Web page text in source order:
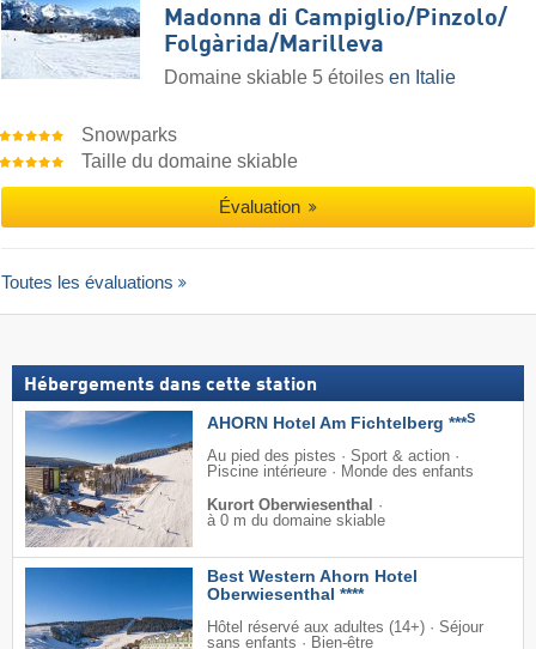
Madonna di Campiglio/​Pinzolo/​
Folgàrida/​Marilleva
Domaine skiable 5 étoiles en Italie
Snowparks
Taille du domaine skiable
Évaluation
Toutes les évaluations
Hébergements dans cette station
AHORN Hotel Am Fichtelberg ***S
Au pied des pistes · Sport & action ·
Piscine intérieure · Monde des enfants
Kurort Oberwiesenthal ·
à 0 m du domaine skiable
Best Western Ahorn Hotel
Oberwiesenthal ****
Hôtel réservé aux adultes (14+) · Séjour
sans enfants · Bien-être